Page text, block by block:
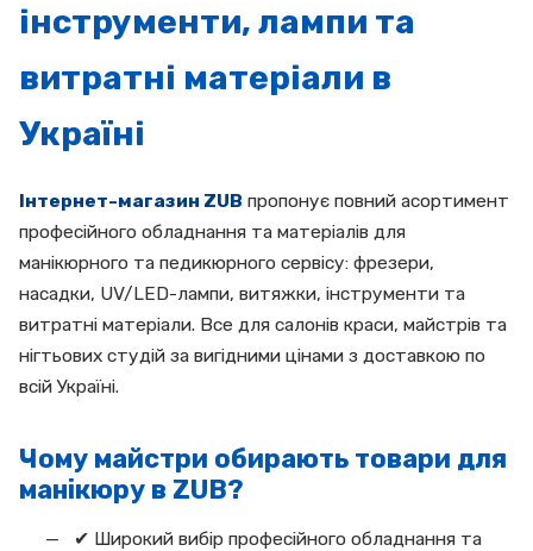
інструменти, лампи та
витратні матеріали в
Україні
Інтернет-магазин ZUB пропонує повний асортимент
професійного обладнання та матеріалів для
манікюрного та педикюрного сервісу: фрезери,
насадки, UV/LED-лампи, витяжки, інструменти та
витратні матеріали. Все для салонів краси, майстрів та
нігтьових студій за вигідними цінами з доставкою по
всій Україні.
Чому майстри обирають товари для
манікюру в ZUB?
✔ Широкий вибір професійного обладнання та